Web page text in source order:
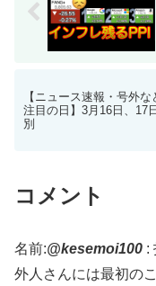
【ニュース速報・号外
注目の日】3月16日、
別
コメント
名前:@kesemoi100 :
外人さんには最初の